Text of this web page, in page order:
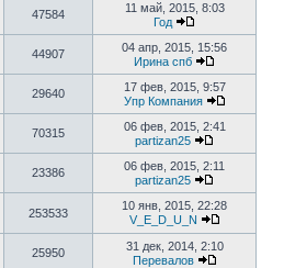
47584
11 май, 2015, 8:03
Год
44907
04 апр, 2015, 15:56
Ирина спб
29640
17 фев, 2015, 9:57
Упр Компания
70315
06 фев, 2015, 2:41
partizan25
23386
06 фев, 2015, 2:11
partizan25
253533
10 янв, 2015, 22:28
V_E_D_U_N
25950
31 дек, 2014, 2:10
Перевалов